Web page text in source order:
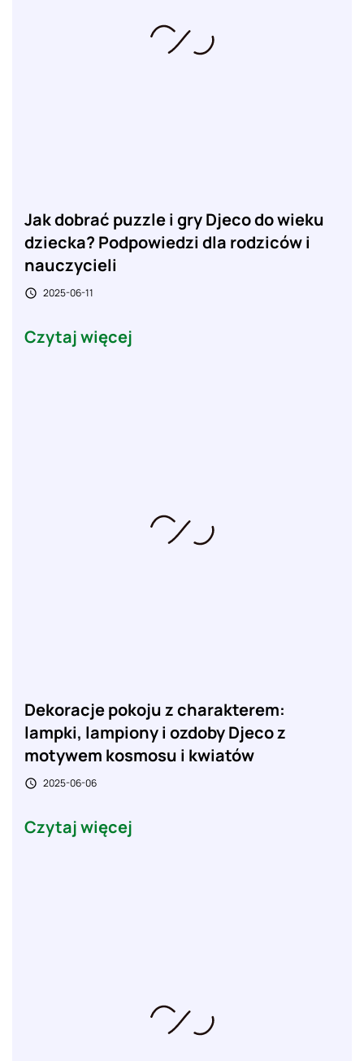
Jak dobrać puzzle i gry Djeco do wieku
dziecka? Podpowiedzi dla rodziców i
nauczycieli
 2025-06-11
Czytaj więcej
Dekoracje pokoju z charakterem:
lampki, lampiony i ozdoby Djeco z
motywem kosmosu i kwiatów
 2025-06-06
Czytaj więcej